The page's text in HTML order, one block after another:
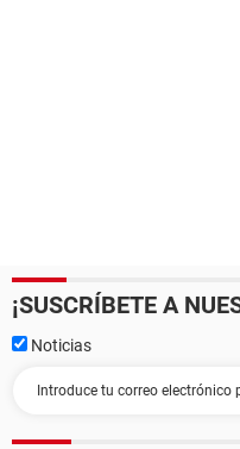
¡SUSCRÍBETE A
Noticias